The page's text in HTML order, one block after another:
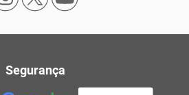
Segurança